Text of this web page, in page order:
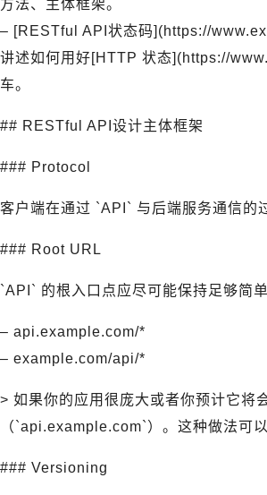
方法、主体框架。
– [RESTful API状态码](https://
讲述如何用好[HTTP 状态](https://
车。
## RESTful API设计主体框架
### Protocol
客户端在通过 `API` 与后端服务通信
### Root URL
`API` 的根入口点应尽可能保持足够简
– api.example.com/*
– example.com/api/*
> 如果你的应用很庞大或者你预计它将
（`api.example.com`）。这种做法可
### Versioning